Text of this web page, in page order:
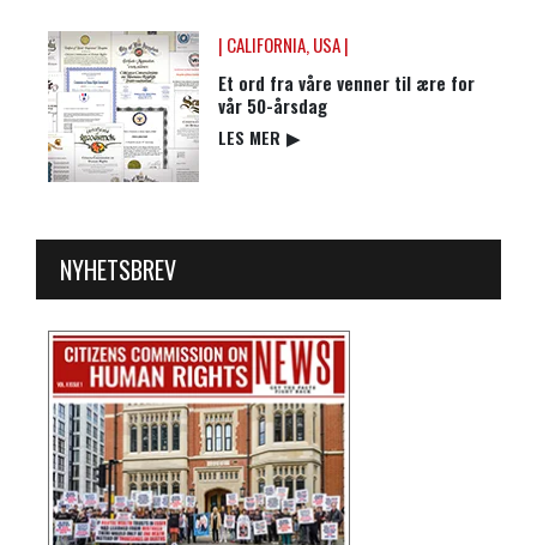
| CALIFORNIA, USA |
Et ord fra våre venner til ære for
vår 50-årsdag
LES MER ▶
NYHETSBREV